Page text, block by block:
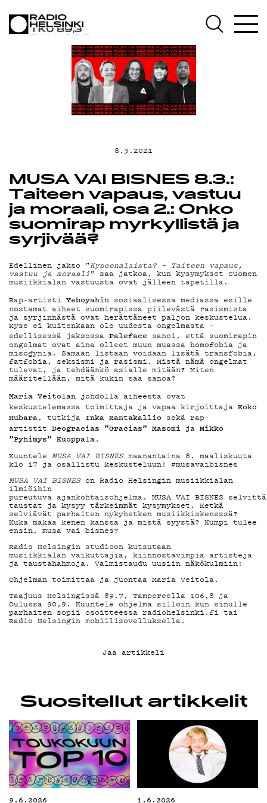
OHJELMAT
TEKIJÄT
ON-DEMAND
PODCAST
MAINOSTA
G LIVELAB
TIETOSUOJA
KIRJAUDU SISÄÄN
8.3.2021
MUSA VAI BISNES 8.3.:
Taiteen vapaus, vastuu
ja moraali, osa 2.: Onko
suomirap myrkyllistä ja
syrjivää?
Edellinen jakso ”Kyseenalaista? – Taiteen vapaus,
vastuu ja moraali” saa jatkoa, kun kysymykset Suomen
musiikkialan vastuusta ovat jälleen tapetilla.
Rap-artisti Yeboyahin sosiaalisessa mediassa esille
nostamat aiheet suomirapissa piilevästä rasismista
ja syrjinnästä ovat herättäneet paljon keskustelua.
Kyse ei kuitenkaan ole uudesta ongelmasta –
edellisessä jaksossa Paleface sanoi, että suomirapin
ongelmat ovat aina olleet muun muassa homofobia ja
misogynia. Samaan listaan voidaan lisätä transfobia,
fatfobia, seksismi ja rasismi. Mistä nämä ongelmat
tulevat, ja tehdäänkö asialle mitään? Miten
määritellään, mitä kukin saa sanoa?
Maria Veitolan johdolla aiheesta ovat
keskustelemassa toimittaja ja vapaa kirjoittaja Koko
Hubara, tutkija Inka Rantakallio sekä rap-
artistit Deogracias ”Gracias” Masomi ja Mikko
”Pyhimys” Kuoppala.
Kuuntele MUSA VAI BISNESmaanantaina 8. maaliskuuta
klo 17 ja osallistu keskusteluun! #musavaibisnes
MUSA VAI BISNESon Radio Helsingin musiikkialan
ilmiöihin
pureutuva ajankohtaisohjelma. MUSA VAI BISNES
taustat ja kysyy tärkeimmät kysymykset. Ketkä
selviävät parhaiten nykyhetken musiikkiskenessä?
Kuka makaa kenen kanssa ja mistä syystä? Kumpi tulee
ensin, musa vai bisnes?
Radio Helsingin studioon kutsutaan
musiikkialan vaikuttajia, kiinnostavimpia artisteja
ja taustahahmoja. Valmistaudu uusiin näkökulmiin!
Ohjelman toimittaa ja juontaa Maria Veitola.
Taajuus Helsingissä 89,7, Tampereella 106,8 ja
Oulussa 90,9. Kuuntele ohjelma silloin kun sinulle
parhaiten sopii osoitteessa radiohelsinki.fi tai
Radio Helsingin mobiilisovelluksella.
Jaa artikkeli
Suositellut artikkelit
9.6.2026 1.6.2026